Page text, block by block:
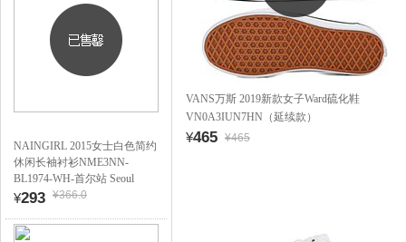
NAINGIRL 2015女士白色简约
休闲长袖衬衫NME3NN-
BL1974-WH-首尔站 Seoul
¥293 ¥366.0
VANS万斯 2019新款女子Ward硫化鞋
VN0A3IUN7HN（延续款）
¥465 ¥465